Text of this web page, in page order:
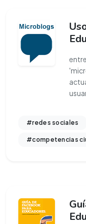
#redes sociales
#competencias